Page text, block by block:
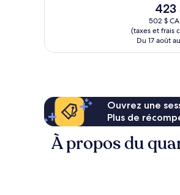
Le
prix
est
de
423 $
423
502 $
(taxes et frais
Du 17 août
Ouvrez une
Plus de
À propos du